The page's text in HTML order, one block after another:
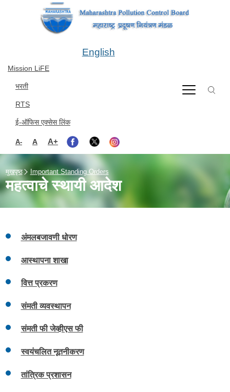
Mission LiFE
भरती
RTS
ई-ऑफिस एक्सेस लिंक
A- A A+
English
मुखपृष्ठ Important Standing Orders
महत्वाचे स्थायी आदेश
अंमलबजावणी धोरण
आस्थापना शाखा
वित्त प्रकरण
संमती व्यवस्थापन
संमती फी जेव्हीएस फी
स्वयंचलित नूतनीकरण
तांत्रिक प्रशासन